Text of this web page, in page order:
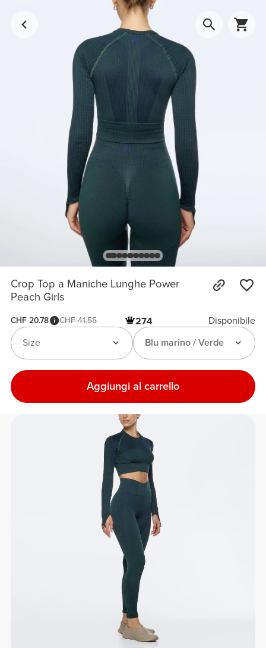
Crop Top a Maniche Lunghe Power
Peach Girls
CHF 20.78 CHF 41.55 274
Disponibile
Blu marino / Verde
Size
Aggiungi al carrello